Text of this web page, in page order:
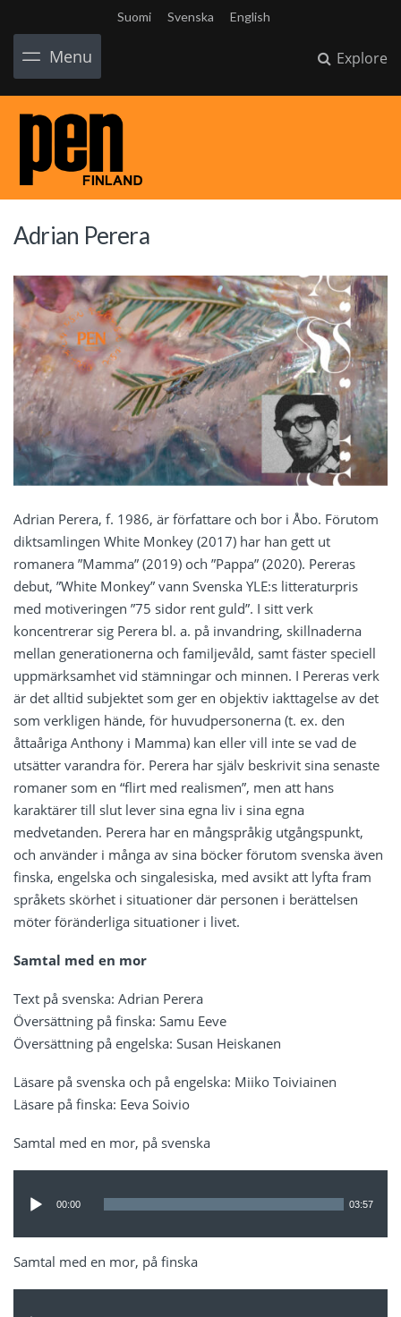
Suomi Svenska English
Menu Explore
Adrian Perera
Adrian Perera, f. 1986, är författare och bor i Åbo. Förutom
diktsamlingen White Monkey (2017) har han gett ut
romanera ”Mamma” (2019) och ”Pappa” (2020). Pereras
debut, ”White Monkey” vann Svenska YLE:s litteraturpris
med motiveringen ”75 sidor rent guld”. I sitt verk
koncentrerar sig Perera bl. a. på invandring, skillnaderna
mellan generationerna och familjevåld, samt fäster speciell
uppmärksamhet vid stämningar och minnen. I Pereras verk
är det alltid subjektet som ger en objektiv iakttagelse av det
som verkligen hände, för huvudpersonerna (t. ex. den
åttaåriga Anthony i Mamma) kan eller vill inte se vad de
utsätter varandra för. Perera har själv beskrivit sina senaste
romaner som en “flirt med realismen”, men att hans
karaktärer till slut lever sina egna liv i sina egna
medvetanden. Perera har en mångspråkig utgångspunkt,
och använder i många av sina böcker förutom svenska även
finska, engelska och singalesiska, med avsikt att lyfta fram
språkets skörhet i situationer där personen i berättelsen
möter föränderliga situationer i livet.
Samtal med en mor
Text på svenska: Adrian Perera
Översättning på finska: Samu Eeve
Översättning på engelska: Susan Heiskanen
Läsare på svenska och på engelska: Miiko Toiviainen
Läsare på finska: Eeva Soivio
Samtal med en mor, på svenska
00:00 03:57
Samtal med en mor, på finska